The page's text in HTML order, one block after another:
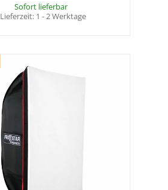
Sofort lieferbar
Lieferzeit: 1 - 2 Werktage